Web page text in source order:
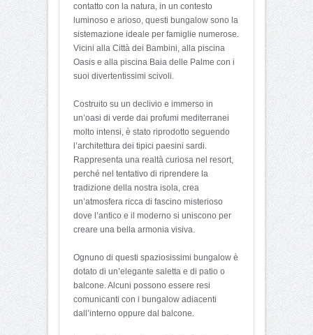
contatto con la natura, in un contesto
luminoso e arioso, questi bungalow sono la
sistemazione ideale per famiglie numerose.
Vicini alla Città dei Bambini, alla piscina
Oasis e alla piscina Baia delle Palme con i
suoi divertentissimi scivoli.
Costruito su un declivio e immerso in
un’oasi di verde dai profumi mediterranei
molto intensi, è stato riprodotto seguendo
l’architettura dei tipici paesini sardi.
Rappresenta una realtà curiosa nel resort,
perché nel tentativo di riprendere la
tradizione della nostra isola, crea
un’atmosfera ricca di fascino misterioso
dove l’antico e il moderno si uniscono per
creare una bella armonia visiva.
Ognuno di questi spaziosissimi bungalow è
dotato di un’elegante saletta e di patio o
balcone. Alcuni possono essere resi
comunicanti con i bungalow adiacenti
dall’interno oppure dal balcone.